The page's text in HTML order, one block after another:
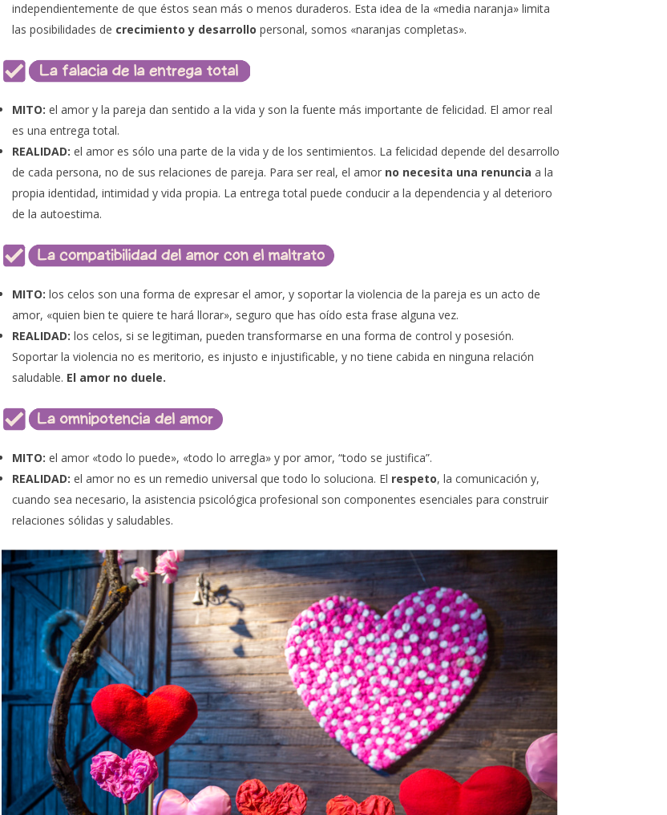
independientemente de que éstos sean más o menos duraderos. Esta idea de la «media naranja» limita
las posibilidades de crecimiento y desarrollo personal, somos «naranjas completas».
MITO: el amor y la pareja dan sentido a la vida y son la fuente más importante de felicidad. El amor real
es una entrega total.
REALIDAD: el amor es sólo una parte de la vida y de los sentimientos. La felicidad depende del desarrollo
de cada persona, no de sus relaciones de pareja. Para ser real, el amor no necesita una renuncia a la
propia identidad, intimidad y vida propia. La entrega total puede conducir a la dependencia y al deterioro
de la autoestima.
MITO: los celos son una forma de expresar el amor, y soportar la violencia de la pareja es un acto de
amor, «quien bien te quiere te hará llorar», seguro que has oído esta frase alguna vez.
REALIDAD: los celos, si se legitiman, pueden transformarse en una forma de control y posesión.
Soportar la violencia no es meritorio, es injusto e injustificable, y no tiene cabida en ninguna relación
saludable. El amor no duele.
MITO: el amor «todo lo puede», «todo lo arregla» y por amor, “todo se justifica”.
REALIDAD: el amor no es un remedio universal que todo lo soluciona. El respeto, la comunicación y,
cuando sea necesario, la asistencia psicológica profesional son componentes esenciales para construir
relaciones sólidas y saludables.